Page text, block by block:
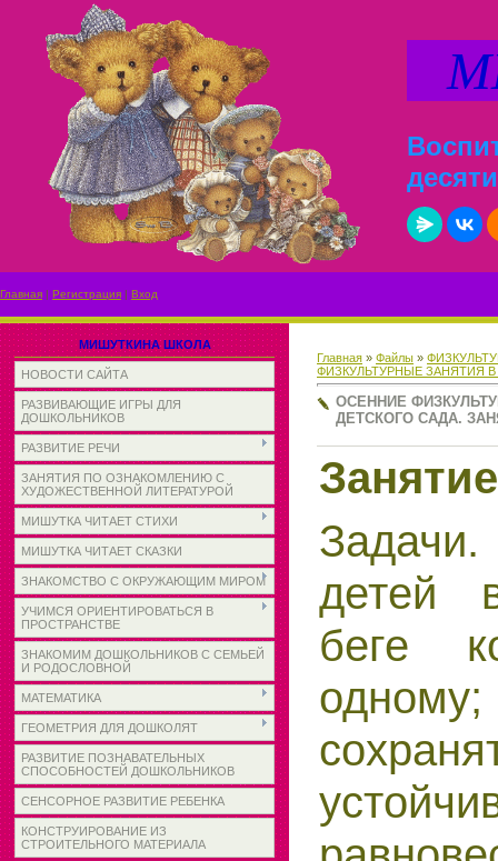
Главная | Регистрация | Вход
МИШУТКИНА ШКОЛА
НОВОСТИ САЙТА
РАЗВИВАЮЩИЕ ИГРЫ ДЛЯ
ДОШКОЛЬНИКОВ
РАЗВИТИЕ РЕЧИ
ЗАНЯТИЯ ПО ОЗНАКОМЛЕНИЮ С
ХУДОЖЕСТВЕННОЙ ЛИТЕРАТУРОЙ
МИШУТКА ЧИТАЕТ СТИХИ
МИШУТКА ЧИТАЕТ СКАЗКИ
ЗНАКОМСТВО С ОКРУЖАЮЩИМ МИРОМ
УЧИМСЯ ОРИЕНТИРОВАТЬСЯ В
ПРОСТРАНСТВЕ
ЗНАКОМИМ ДОШКОЛЬНИКОВ С СЕМЬЕЙ
И РОДОСЛОВНОЙ
МАТЕМАТИКА
ГЕОМЕТРИЯ ДЛЯ ДОШКОЛЯТ
РАЗВИТИЕ ПОЗНАВАТЕЛЬНЫХ
СПОСОБНОСТЕЙ ДОШКОЛЬНИКОВ
СЕНСОРНОЕ РАЗВИТИЕ РЕБЕНКА
КОНСТРУИРОВАНИЕ ИЗ
СТРОИТЕЛЬНОГО МАТЕРИАЛА
Главная » Файлы »
ФИЗКУЛЬТУРНЫЕ ЗАНЯТИЯ
ОСЕННИЕ
ДЕТСКОГО САДА.
детей
беге